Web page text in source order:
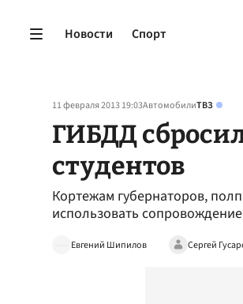
Новости Спорт
11 февраля 2013 19:03АвтомобилиТВЗ
ГИБДД
студентов
Кортежам губернаторов,
использовать
Евгений Шипилов Сергей